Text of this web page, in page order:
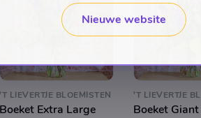
'T LIEVERTJE BLOEMISTEN
Boeket Extra Large
'T LIEVERTJE
Boeket Giant
Nieuwe website